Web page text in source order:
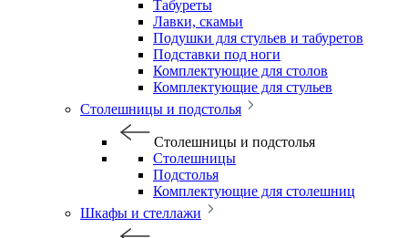
Табуреты
Лавки, скамьи
Подушки для стульев и табуретов
Подставки под ноги
Комплектующие для столов
Комплектующие для стульев
Столешницы и подстолья
Столешницы и подстолья
Столешницы
Подстолья
Комплектующие для столешниц
Шкафы и стеллажи